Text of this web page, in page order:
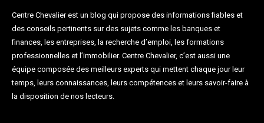
Centre Chevalier est un blog qui propose des informations fiables et
des conseils pertinents sur des sujets comme les banques et
finances, les entreprises, la recherche d’emploi, les formations
professionnelles et l’immobilier. Centre Chevalier, c’est aussi une
équipe composée des meilleurs experts qui mettent chaque jour leur
temps, leurs connaissances, leurs compétences et leurs savoir-faire à
la disposition de nos lecteurs.